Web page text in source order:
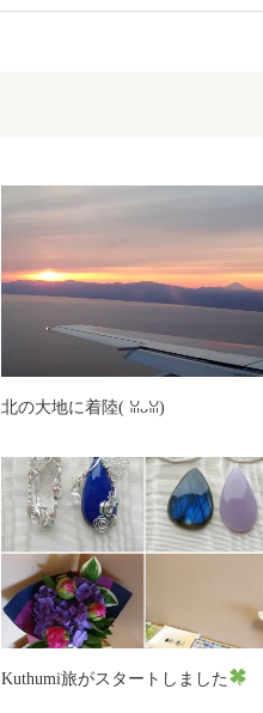
北の大地に着陸(⁠ ⁠ꈍ⁠ᴗ⁠ꈍ⁠)
Kuthumi旅がスタートしました